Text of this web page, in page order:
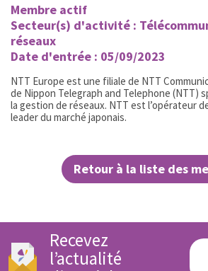
Membre actif
Secteur(s) d'activité :
réseaux
Date d'entrée : 05/09/2023
NTT Europe est une filiale de NTT
de Nippon Telegraph and Telephone (NTT)
la gestion de réseaux. NTT est l’opérateur
leader du marché japonais.
Retour à la liste des
Recevez
l’actualité